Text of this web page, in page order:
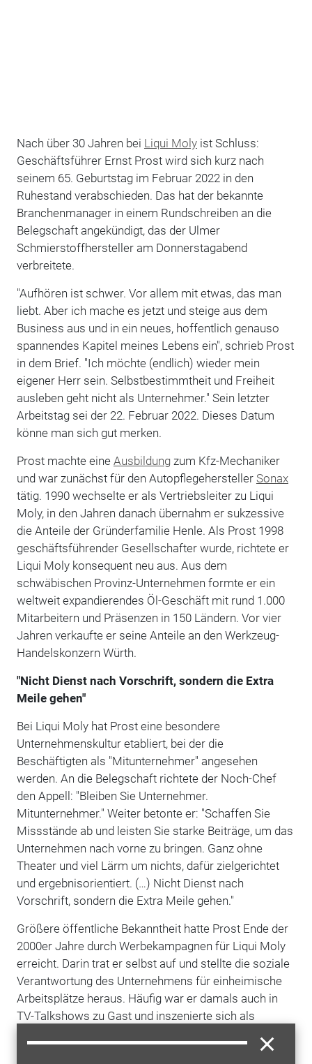
Nach über 30 Jahren bei Liqui Molyist Schluss:
Geschäftsführer Ernst Prost wird sich kurz nach
seinem 65. Geburtstag im Februar 2022 in den
Ruhestand verabschieden. Das hat der bekannte
Branchenmanager in einem Rundschreiben an die
Belegschaft angekündigt, das der Ulmer
Schmierstoffhersteller am Donnerstagabend
verbreitete.
"Aufhören ist schwer. Vor allem mit etwas, das man
liebt. Aber ich mache es jetzt und steige aus dem
Business aus und in ein neues, hoffentlich genauso
spannendes Kapitel meines Lebens ein", schrieb Prost
in dem Brief. "Ich möchte (endlich) wieder mein
eigener Herr sein. Selbstbestimmtheit und Freiheit
ausleben geht nicht als Unternehmer." Sein letzter
Arbeitstag sei der 22. Februar 2022. Dieses Datum
könne man sich gut merken.
Prost machte eine Ausbildungzum Kfz-Mechaniker
und war zunächst für den Autopflegehersteller Sonax
tätig. 1990 wechselte er als Vertriebsleiter zu Liqui
Moly, in den Jahren danach übernahm er sukzessive
die Anteile der Gründerfamilie Henle. Als Prost 1998
geschäftsführender Gesellschafter wurde, richtete er
Liqui Moly konsequent neu aus. Aus dem
schwäbischen Provinz-Unternehmen formte er ein
weltweit expandierendes Öl-Geschäft mit rund 1.000
Mitarbeitern und Präsenzen in 150 Ländern. Vor vier
Jahren verkaufte er seine Anteile an den Werkzeug-
Handelskonzern Würth.
"Nicht Dienst nach Vorschrift, sondern die Extra
Meile gehen"
Bei Liqui Moly hat Prost eine besondere
Unternehmenskultur etabliert, bei der die
Beschäftigten als "Mitunternehmer" angesehen
werden. An die Belegschaft richtete der Noch-Chef
den Appell: "Bleiben Sie Unternehmer.
Mitunternehmer." Weiter betonte er: "Schaffen Sie
Missstände ab und leisten Sie starke Beiträge, um das
Unternehmen nach vorne zu bringen. Ganz ohne
Theater und viel Lärm um nichts, dafür zielgerichtet
und ergebnisorientiert. (…) Nicht Dienst nach
Vorschrift, sondern die Extra Meile gehen."
Größere öffentliche Bekanntheit hatte Prost Ende der
2000er Jahre durch Werbekampagnen für Liqui Moly
erreicht. Darin trat er selbst auf und stellte die soziale
Verantwortung des Unternehmens für einheimische
Arbeitsplätze heraus. Häufig war er damals auch in
TV-Talkshows zu Gast und inszenierte sich als